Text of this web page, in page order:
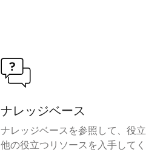
ナレッジベース
ナレッジベースを参照して、役
他の役立つリソースを入手してく